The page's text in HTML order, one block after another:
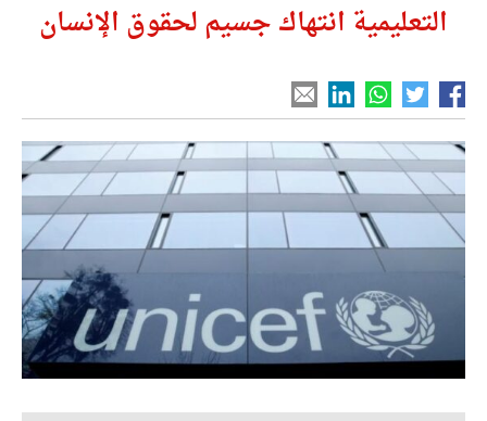
التعليمية انتهاك جسيم لحقوق الإنسان